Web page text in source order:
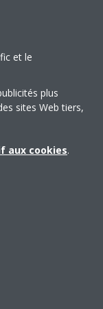
et le
plus
sites Web tiers,
aux cookies.